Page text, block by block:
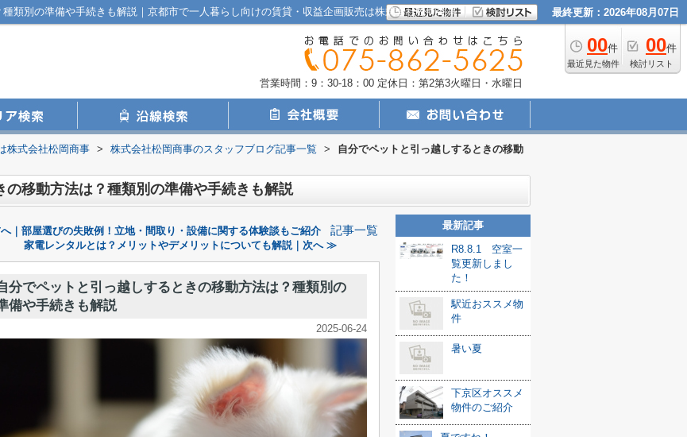
類別の準備や手続きも解説｜京都市で一人暮らし向けの賃貸・収益企画販売は株式会社松岡商事 最終更新：2026年08月07日
00件
最近見た物件
00件
検討リスト
営業時間：9：30-18：00 定休日：第2第3火曜日・水曜日
株式会社松岡商事 > 株式会社松岡商事のスタッフブログ記事一覧 >
自分でペットと引っ越しするときの移動
の移動方法は？種類別の準備や手続きも解説
｜部屋選びの失敗例！立地・間取り・設備に関する体験談もご紹介 記事一覧
家電レンタルとは？メリットやデメリットについても解説｜次へ ≫
分でペットと引っ越しするときの移動方法は？種類別の
備や手続きも解説
2025-06-24
最新記事
R8.8.1 空室一
覧更新しまし
た！
駅近おススメ物
件
暑い夏
下京区オススメ
物件のご紹介